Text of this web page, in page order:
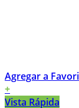
Agregar a
+
Vista Rápida